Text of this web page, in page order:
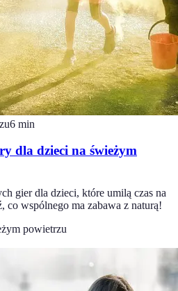
6 min
dla dzieci na świeżym
gier dla dzieci, które umilą czas na
co wspólnego ma zabawa z naturą!
powietrzu